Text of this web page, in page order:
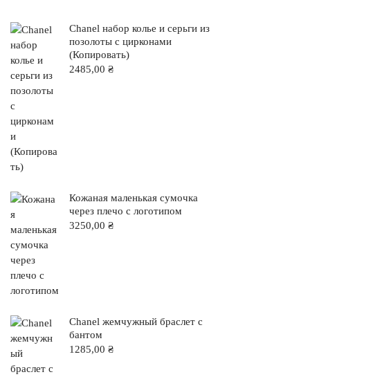
Chanel набор колье и серьги из
позолоты с цирконами
(Копировать)
2485,00 ₴
Кожаная маленькая сумочка
через плечо с логотипом
3250,00 ₴
Chanel жемчужный браслет с
бантом
1285,00 ₴